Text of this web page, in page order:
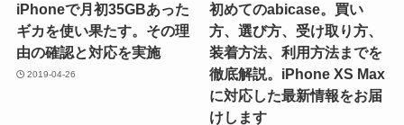
iPhoneで月初35GBあった
ギカを使い果たす。その理
由の確認と対応を実施
2019-04-26
初めてのabicase。買い
方、選び方、受け取り方、
装着方法、利用方法までを
徹底解説。iPhone XS Max
に対応した最新情報をお届
けします